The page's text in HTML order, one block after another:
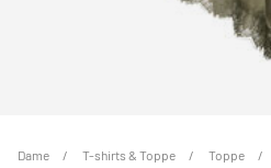
Dame T-shirts & Toppe Toppe